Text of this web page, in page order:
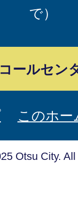
で）
ールセン
このホ
Otsu City.